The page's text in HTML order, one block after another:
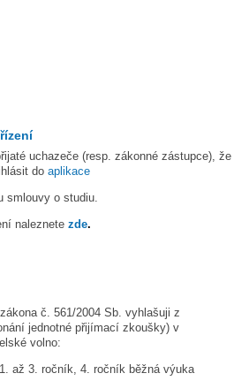
uchazeče (resp. zákonné zástupce), že
do aplikace
smlouvy o studiu.
naleznete zde.
č. 561/2004 Sb. vyhlašuji z
jednotné přijímací zkoušky) v
volno:
až 3. ročník, 4. ročník běžná výuka